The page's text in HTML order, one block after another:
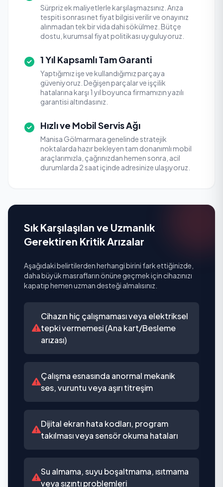
Sürpriz ek maliyetlerle karşılaşmazsınız. Arıza
tespiti sonrası net fiyat bilgisi verilir ve onayınız
alınmadan tek bir vida dahi sökülmez. Bütçe
dostu, kurumsal fiyat politikası uyguluyoruz.
1 Yıl Kapsamlı Tam Garanti
Yaptığımız işe ve kullandığımız parçaya
güveniyoruz. Değişen parçalar ve işçilik
hatalarına karşı 1 yıl boyunca firmamızın yazılı
garantisi altındasınız.
Hızlı ve Mobil Servis Ağı
Manisa Gölmarmara genelinde stratejik
noktalarda hazır bekleyen tam donanımlı mobil
araçlarımızla, çağrınızdan hemen sonra, acil
durumlarda 2 saat içinde adresinize ulaşıyoruz.
Sık Karşılaşılan ve Uzmanlık
Gerektiren Kritik Arızalar
Aşağıdaki belirtilerden herhangi birini fark ettiğinizde,
daha büyük masrafların önüne geçmek için cihazınızı
kapatıp hemen uzman desteği almalısınız.
Cihazın hiç çalışmaması veya elektriksel
tepki vermemesi (Ana kart/Besleme
arızası)
Çalışma esnasında anormal mekanik
ses, vuruntu veya aşırı titreşim
Dijital ekran hata kodları, program
takılması veya sensör okuma hataları
Su almama, suyu boşaltmama, ısıtmama
veya sızıntı problemleri